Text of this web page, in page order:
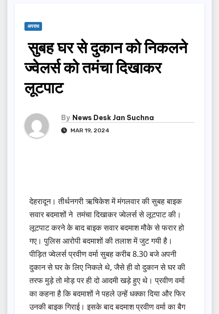
अपराध
सुबह घर से दुकान को निकलने
ज्वेलर्स को तमंचा दिखाकर
लूटपाट
By News Desk Jan Suchna
MAR 19, 2024
देहरादून। तीर्थनगरी ऋषिकेश में मंगलवार की सुबह बाइक
सवार बदमाशों ने तमंचा दिखाकर ज्वेलर्स से लूटपाट की।
लूटपाट करने के बाद बाइक सवार बदमाश मौके से फरार हो
गए। पुलिस आरोपी बदमाशों की तलाश में जुट गयी है।
पीड़ित ज्वेलर्स प्रवीण वर्मा सुबह करीब 8.30 बजे अपनी
दुकान से घर के लिए निकले थे, जैसे ही वो दुकान से घर की
तरफ मुड़े तो मोड़ पर ही दो आदमी खड़े हुए थे। प्रवीण वर्मा
का कहना है कि बदमाशों ने पहले उन्हें धक्का दिया और फिर
उनकी बाइक गिराई। इसके बाद बदमाश प्रवीण वर्मा का बैग